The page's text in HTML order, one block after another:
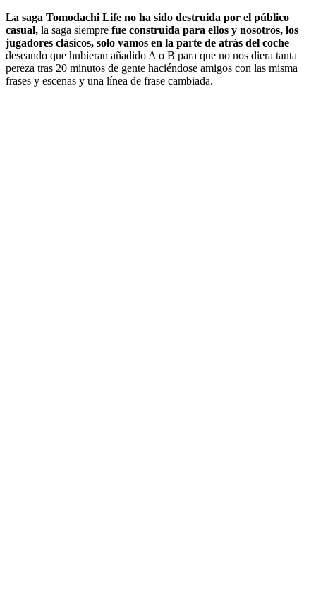
La saga Tomodachi Life no ha sido destruida por el público
casual, la saga siempre fue construida para ellos y nosotros, los
jugadores clásicos, solo vamos en la parte de atrás del coche
deseando que hubieran añadido A o B para que no nos diera tanta
pereza tras 20 minutos de gente haciéndose amigos con las misma
frases y escenas y una línea de frase cambiada.